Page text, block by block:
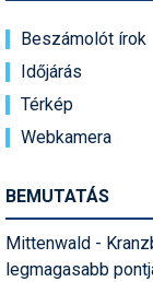
Könyvajánló
Munkavállalás
Pályázatok
Portálinfo
Beszámolót írok
Időjárás
Térkép
Webkamera
BEMUTATÁS
Mittenwald -
legmagasabb